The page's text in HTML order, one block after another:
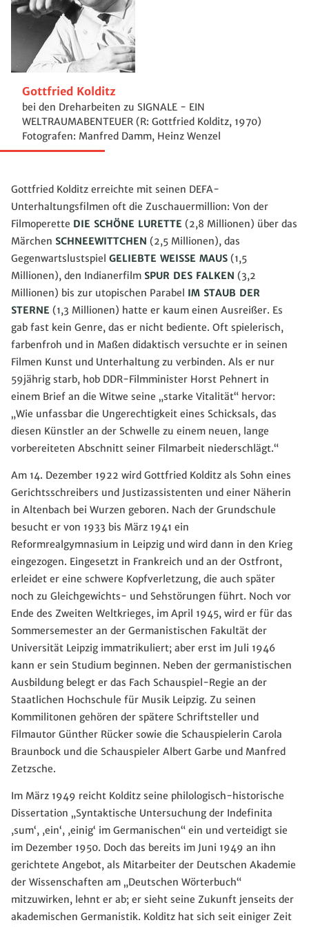
Gottfried Kolditz
bei den Dreharbeiten zu SIGNALE - EIN
WELTRAUMABENTEUER (R: Gottfried Kolditz, 1970)
Fotografen: Manfred Damm, Heinz Wenzel
Gottfried Kolditz erreichte mit seinen DEFA-
Unterhaltungsfilmen oft die Zuschauermillion: Von der
Filmoperette DIE SCHÖNE LURETTE (2,8 Millionen) über das
Märchen SCHNEEWITTCHEN (2,5 Millionen), das
Gegenwartslustspiel GELIEBTE WEISSE MAUS (1,5
Millionen), den Indianerfilm SPUR DES FALKEN (3,2
Millionen) bis zur utopischen Parabel IM STAUB DER
STERNE (1,3 Millionen) hatte er kaum einen Ausreißer. Es
gab fast kein Genre, das er nicht bediente. Oft spielerisch,
farbenfroh und in Maßen didaktisch versuchte er in seinen
Filmen Kunst und Unterhaltung zu verbinden. Als er nur
59jährig starb, hob DDR-Filmminister Horst Pehnert in
einem Brief an die Witwe seine „starke Vitalität“ hervor:
„Wie unfassbar die Ungerechtigkeit eines Schicksals, das
diesen Künstler an der Schwelle zu einem neuen, lange
vorbereiteten Abschnitt seiner Filmarbeit niederschlägt.“
Am 14. Dezember 1922 wird Gottfried Kolditz als Sohn eines
Gerichtsschreibers und Justizassistenten und einer Näherin
in Altenbach bei Wurzen geboren. Nach der Grundschule
besucht er von 1933 bis März 1941 ein
Reformrealgymnasium in Leipzig und wird dann in den Krieg
eingezogen. Eingesetzt in Frankreich und an der Ostfront,
erleidet er eine schwere Kopfverletzung, die auch später
noch zu Gleichgewichts- und Sehstörungen führt. Noch vor
Ende des Zweiten Weltkrieges, im April 1945, wird er für das
Sommersemester an der Germanistischen Fakultät der
Universität Leipzig immatrikuliert; aber erst im Juli 1946
kann er sein Studium beginnen. Neben der germanistischen
Ausbildung belegt er das Fach Schauspiel-Regie an der
Staatlichen Hochschule für Musik Leipzig. Zu seinen
Kommilitonen gehören der spätere Schriftsteller und
Filmautor Günther Rücker sowie die Schauspielerin Carola
Braunbock und die Schauspieler Albert Garbe und Manfred
Zetzsche.
Im März 1949 reicht Kolditz seine philologisch-historische
Dissertation „Syntaktische Untersuchung der Indefinita
,sum‘, ,ein‘, ,einig‘ im Germanischen“ ein und verteidigt sie
im Dezember 1950. Doch das bereits im Juni 1949 an ihn
gerichtete Angebot, als Mitarbeiter der Deutschen Akademie
der Wissenschaften am „Deutschen Wörterbuch“
mitzuwirken, lehnt er ab; er sieht seine Zukunft jenseits der
akademischen Germanistik. Kolditz hat sich seit einiger Zeit